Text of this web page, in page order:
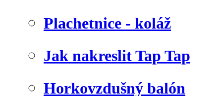
Plachetnice - koláž
Jak nakreslit Tap Tap
Horkovzdušný balón